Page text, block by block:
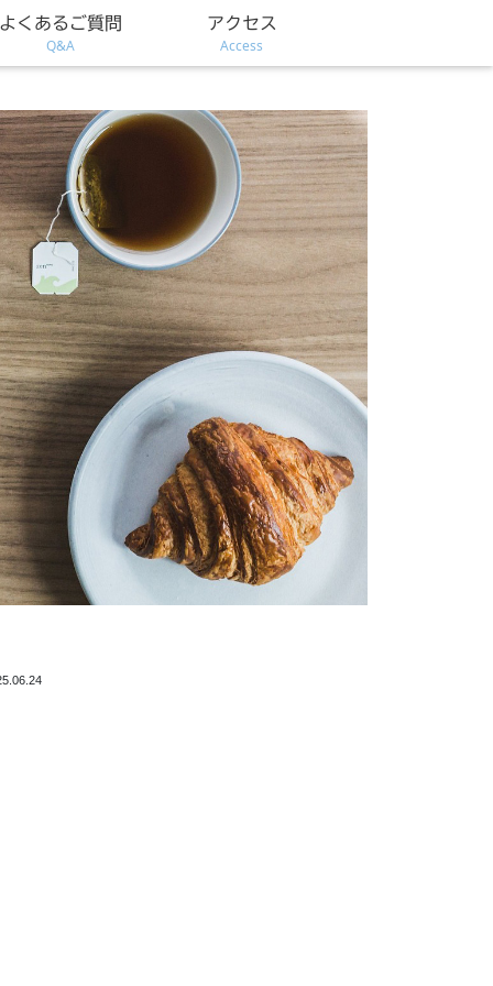
くあるご質問
Q&A
アクセス
Access